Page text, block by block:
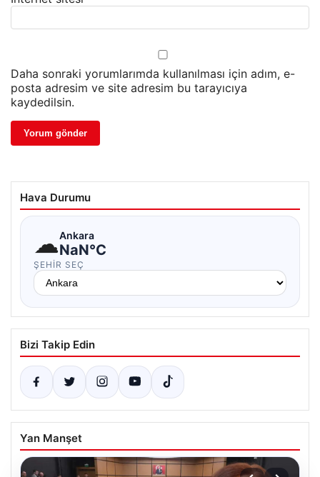
Daha sonraki yorumlarımda kullanılması için adım, e-
posta adresim ve site adresim bu tarayıcıya
kaydedilsin.
Hava Durumu
☁Ankara
NaN°C
ŞEHIR SEÇ
Bizi Takip Edin
Yan Manşet